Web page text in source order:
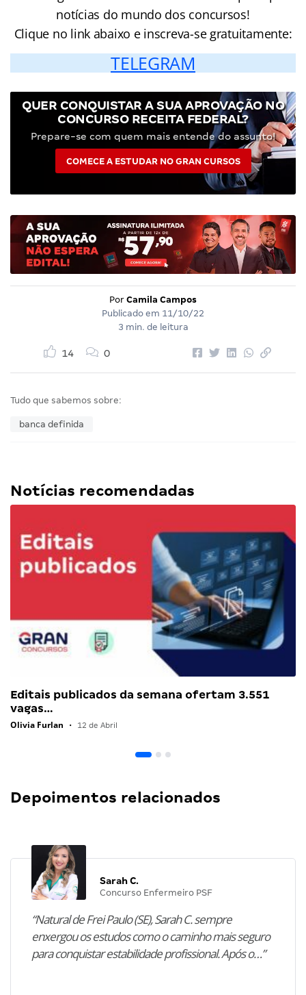
notícias do mundo dos concursos!
Clique no link abaixo e inscreva-se gratuitamente:
TELEGRAM
QUER CONQUISTAR A SUA APROVAÇÃO NO
CONCURSO RECEITA FEDERAL?
Prepare-se com quem mais entende do assunto!
COMECE A ESTUDAR NO GRAN CURSOS
Por Camila Campos
Publicado em 11/10/22
3 min. de leitura
14 0
Tudo que sabemos sobre:
banca definida
Notícias recomendadas
Editais publicados da semana ofertam 3.551
vagas…
Olivia Furlan • 12 de Abril
Depoimentos relacionados
Sarah C.
Concurso Enfermeiro PSF
“Natural de Frei Paulo (SE), Sarah C. sempre
enxergou os estudos como o caminho mais seguro
para conquistar estabilidade profissional. Após o…”